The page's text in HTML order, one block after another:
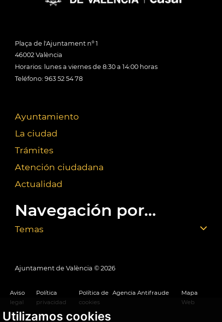
Utilizamos cookies
Plaça de l'Ajuntament nº 1
46002 València
Horarios: lunes a viernes de 8:30 a 14:00 horas
Teléfono: 963 52 54 78
Ayuntamiento
La ciudad
Trámites
Atención ciudadana
Actualidad
Navegación por...
Temas
Ajuntament de València © 2026
Aviso
legal
Política
privacidad
Política de
cookies
Agencia Antifraude
Mapa
Web